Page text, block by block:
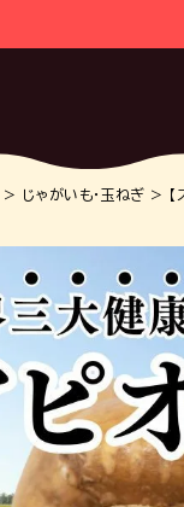
じゃがいも・玉ねぎ